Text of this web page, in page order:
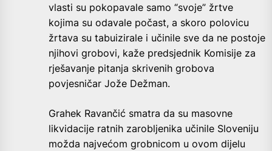
vlasti su pokopavale samo “svoje” žrtve
kojima su odavale počast, a skoro polovicu
žrtava su tabuizirale i učinile sve da ne postoje
njihovi grobovi, kaže predsjednik Komisije za
rješavanje pitanja skrivenih grobova
povjesničar Jože Dežman.
Grahek Ravančić smatra da su masovne
likvidacije ratnih zarobljenika učinile Sloveniju
možda najvećom grobnicom u ovom dijelu